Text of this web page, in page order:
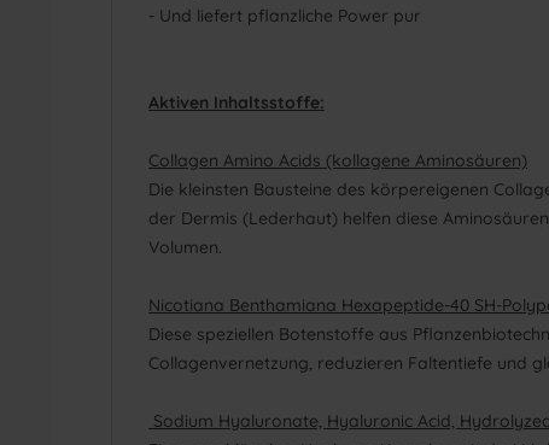
- Und liefert pflanzliche Power pur
Aktiven Inhaltsstoffe:
Collagen Amino Acids (kollagene Aminosäuren)
Die kleinsten Bausteine des körpereigenen
der Dermis (Lederhaut) helfen diese
Volumen.
Nicotiana Benthamiana Hexapeptide-40 SH-
Diese speziellen Botenstoffe aus
Collagenvernetzung, reduzieren Faltentiefe und
Sodium Hyaluronate, Hyaluronic Acid,